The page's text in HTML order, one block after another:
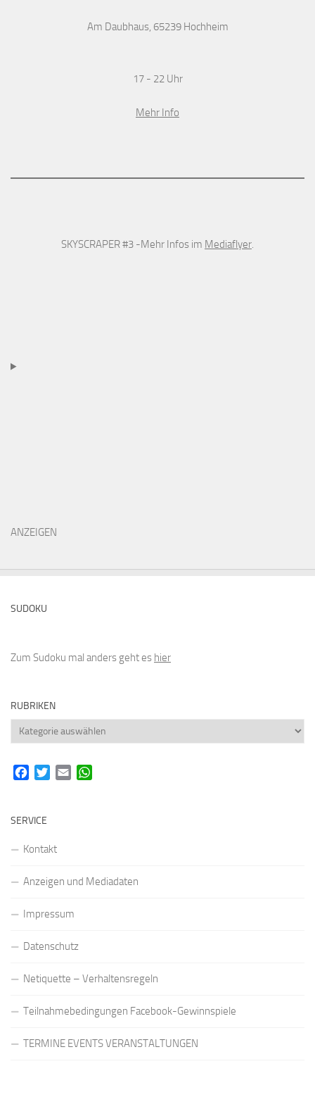
Am Daubhaus, 65239 Hochheim
17 - 22 Uhr
Mehr Info
SKYSCRAPER #3 -Mehr Infos im Mediaflyer.
ANZEIGEN
SUDOKU
Zum Sudoku mal anders geht es hier
RUBRIKEN
Rubriken
FacebookTwitterEmail
SERVICE
Kontakt
Anzeigen und Mediadaten
Impressum
Datenschutz
Netiquette – Verhaltensregeln
Teilnahmebedingungen Facebook-Gewinnspiele
TERMINE EVENTS VERANSTALTUNGEN